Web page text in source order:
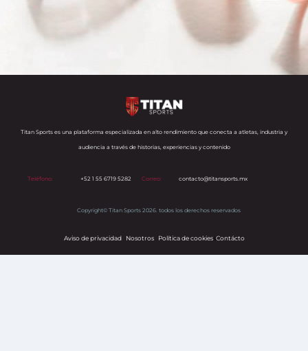
Titan Sports es una plataforma especializada en alto rendimiento que conecta a atletas, industria y
audiencia a través de historias, experiencias y contenido
Teléfono: +52 1 55 6719 5282 Correo: contacto@titansports.mx
Copyright© Titan Sports 2026. todos los derechos reservados
Aviso de privacidad Nosotros Política de cookiess Contácto